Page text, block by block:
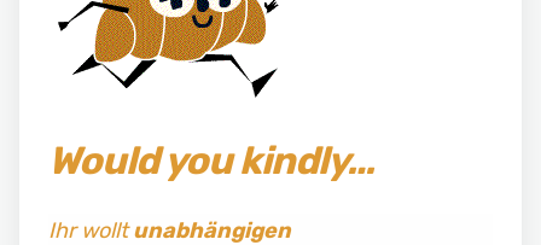
Would you kindly…
Ihr wolltunabhängigen